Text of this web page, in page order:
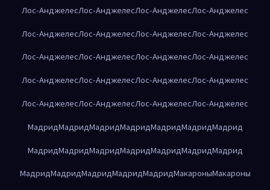
Лос-АнджелесЛос-АнджелесЛос-АнджелесЛос-Анджелес
Лос-АнджелесЛос-АнджелесЛос-АнджелесЛос-Анджелес
Лос-АнджелесЛос-АнджелесЛос-АнджелесЛос-Анджелес
Лос-АнджелесЛос-АнджелесЛос-АнджелесЛос-Анджелес
Лос-АнджелесЛос-АнджелесЛос-АнджелесЛос-Анджелес
МадридМадридМадридМадридМадридМадридМадрид
МадридМадридМадридМадридМадридМадридМадрид
МадридМадридМадридМадридМадридМакароныМакароны